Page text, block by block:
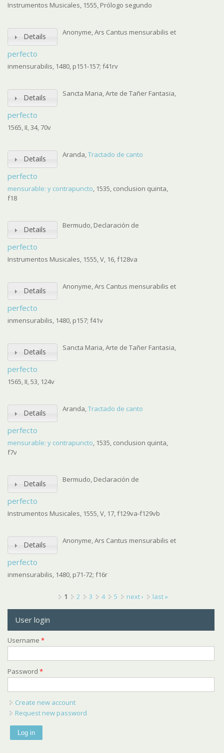
Instrumentos Musicales, 1555, Prólogo segundo
Details
perfecto
Anonyme, Ars Cantus mensurabilis et
inmensurabilis, 1480, p151-157; f41rv
Details
perfecto
Sancta Maria, Arte de Tañer Fantasia,
1565, II, 34, 70v
Details
perfecto
Aranda,Tractado de canto
mensurable: y contrapuncto, 1535, conclusion quinta,
f18
Details
perfecto
Bermudo, Declaración de
Instrumentos Musicales, 1555, V, 16, f128va
Details
perfecto
Anonyme, Ars Cantus mensurabilis et
inmensurabilis, 1480, p157; f41v
Details
perfecto
Sancta Maria, Arte de Tañer Fantasia,
1565, II, 53, 124v
Details
perfecto
Aranda,Tractado de canto
mensurable: y contrapuncto, 1535, conclusion quinta,
f7v
Details
perfecto
Bermudo, Declaración de
Instrumentos Musicales, 1555, V, 17, f129va-f129vb
Details
perfecto
Anonyme, Ars Cantus mensurabilis et
inmensurabilis, 1480, p71-72; f16r
1 2 3 4 5 next › last »
User login
Username *
Password *
Create new account
Request new password